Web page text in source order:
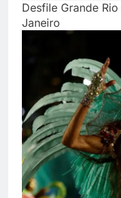
Desfile Grande
Janeiro